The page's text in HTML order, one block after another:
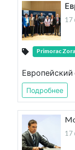
17
Primorac
Европейский
Подробнее
17